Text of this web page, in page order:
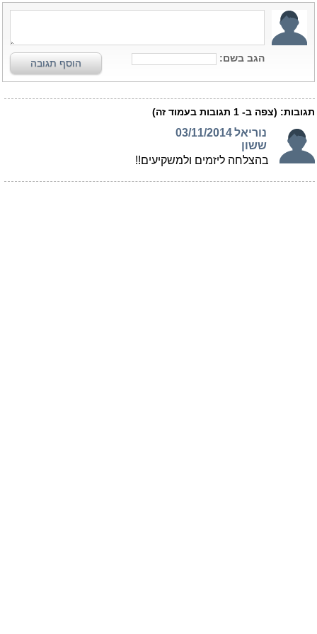
הגב בשם: הוסף תגובה
תגובות: (צפה ב- 1 תגובות בעמוד זה)
נוריאל
ששון
03/11/2014
בהצלחה ליזמים ולמשקיעים!!